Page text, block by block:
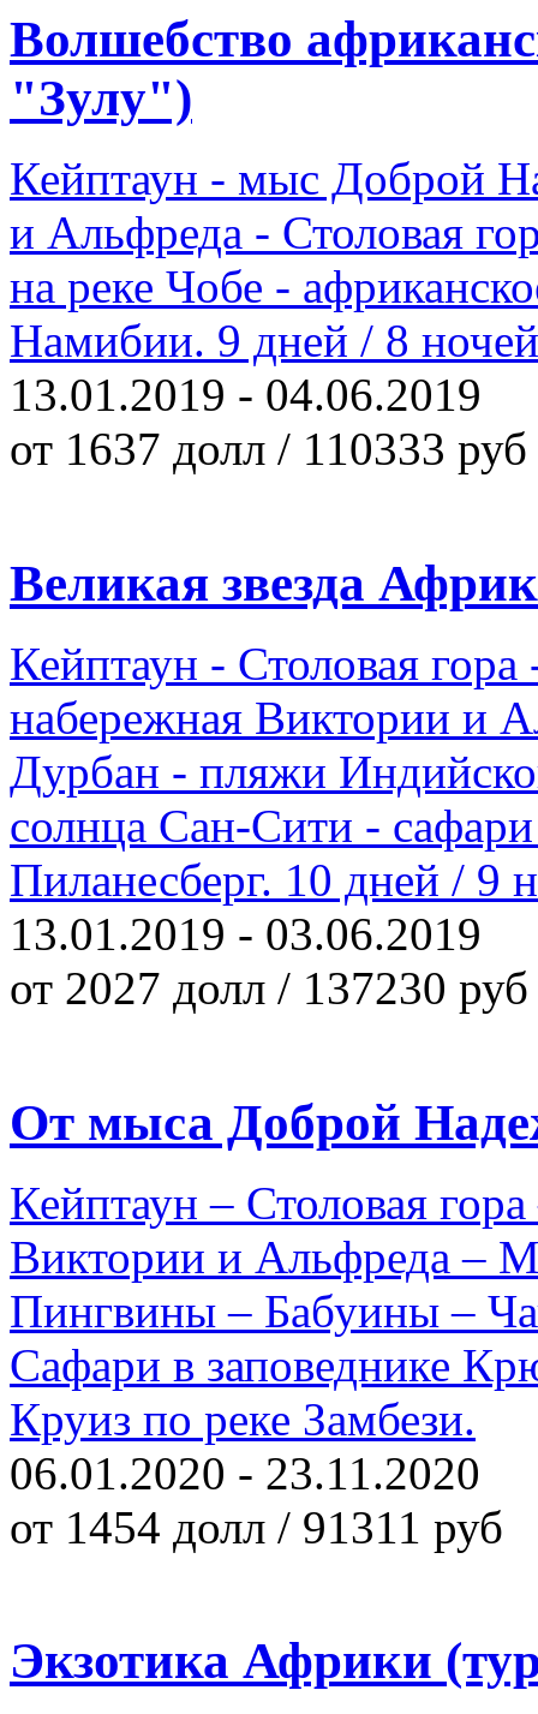
Волшебство
"Зулу")
Кейптаун - мыс Доброй
и Альфреда - Столовая
на реке Чобе -
Намибии. 9 дней / 8
13.01.2019 - 04.06.2019
от 1637 долл / 110333 руб
Великая звезда
Кейптаун - Столовая
набережная Виктории и
Дурбан - пляжи
солнца Сан-Сити -
Пиланесберг. 10 дней / 9
13.01.2019 - 03.06.2019
от 2027 долл / 137230 руб
От мыса Доброй
Кейптаун – Столовая
Виктории и Альфреда –
Пингвины – Бабуины –
Сафари в заповеднике
Круиз по реке Замбези.
06.01.2020 - 23.11.2020
от 1454 долл / 91311 руб
Экзотика Африки